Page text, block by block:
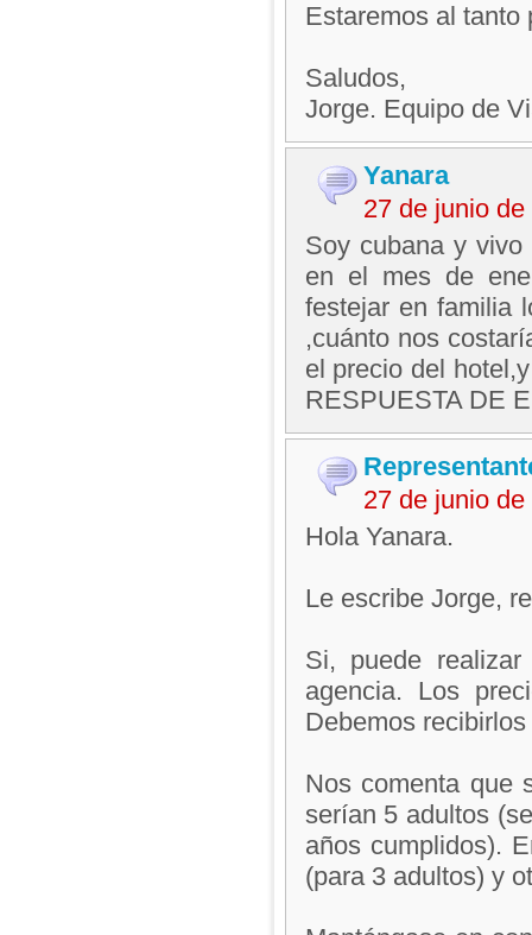
Estaremos al tanto
Saludos,
Jorge. Equipo de
Yanara
27 de junio
Soy cubana y
en el mes de
festejar en familia
,cuánto nos
el precio del
RESPUESTA DE
27 de junio
Hola Yanara.
Le escribe Jorge,
Si, puede
agencia. Los
Debemos
Nos comenta que
serían 5 adultos
años cumplidos).
(para 3 adultos) y